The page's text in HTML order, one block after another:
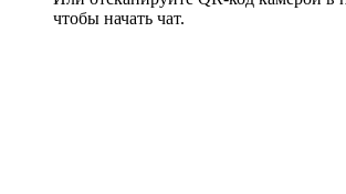
чтобы начать чат.